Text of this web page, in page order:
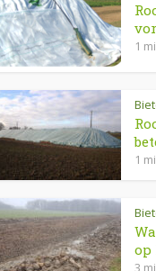
1
1
op
3